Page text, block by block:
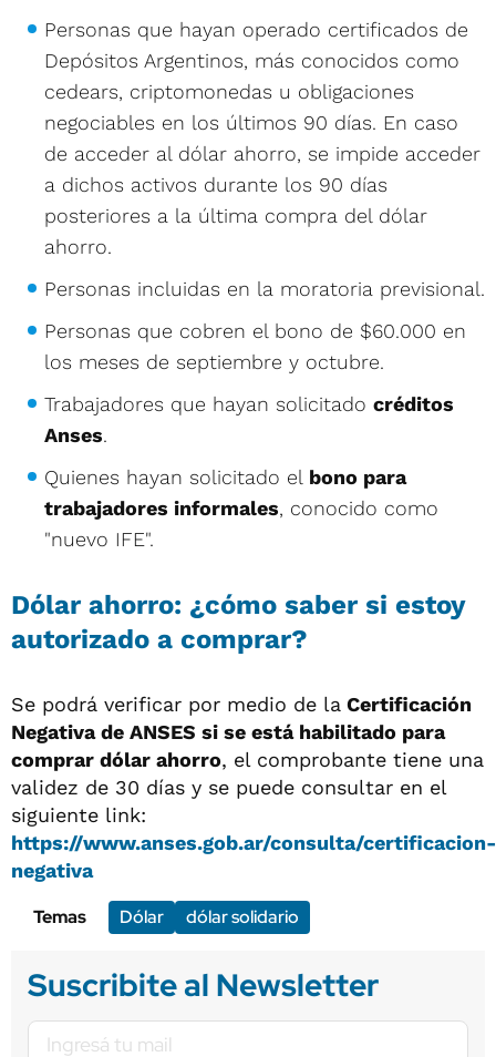
Personas que hayan operado certificados de
Depósitos Argentinos, más conocidos como
cedears, criptomonedas u obligaciones
negociables en los últimos 90 días. En caso
de acceder al dólar ahorro, se impide acceder
a dichos activos durante los 90 días
posteriores a la última compra del dólar
ahorro.
Personas incluidas en la moratoria previsional.
Personas que cobren el bono de $60.000 en
los meses de septiembre y octubre.
Trabajadores que hayan solicitado créditos
Anses.
Quienes hayan solicitado el bono para
trabajadores informales, conocido como
"nuevo IFE".
Dólar ahorro: ¿cómo saber si estoy
autorizado a comprar?
Se podrá verificar por medio de la Certificación
Negativa de ANSES si se está habilitado para
comprar dólar ahorro, el comprobante tiene una
validez de 30 días y se puede consultar en el
siguiente link:
https://www.anses.gob.ar/consulta/certificacion-
negativa
Temas
Dólar dólar solidario
Suscribite al Newsletter